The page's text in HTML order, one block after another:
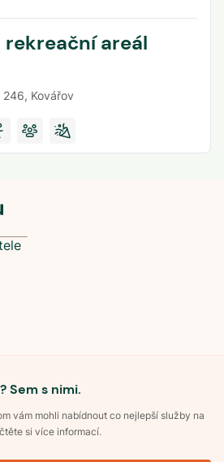
areál
246, Kovářov
Sem s nimi.
vám mohli nabídnout co nejlepší služby na
si více informací.